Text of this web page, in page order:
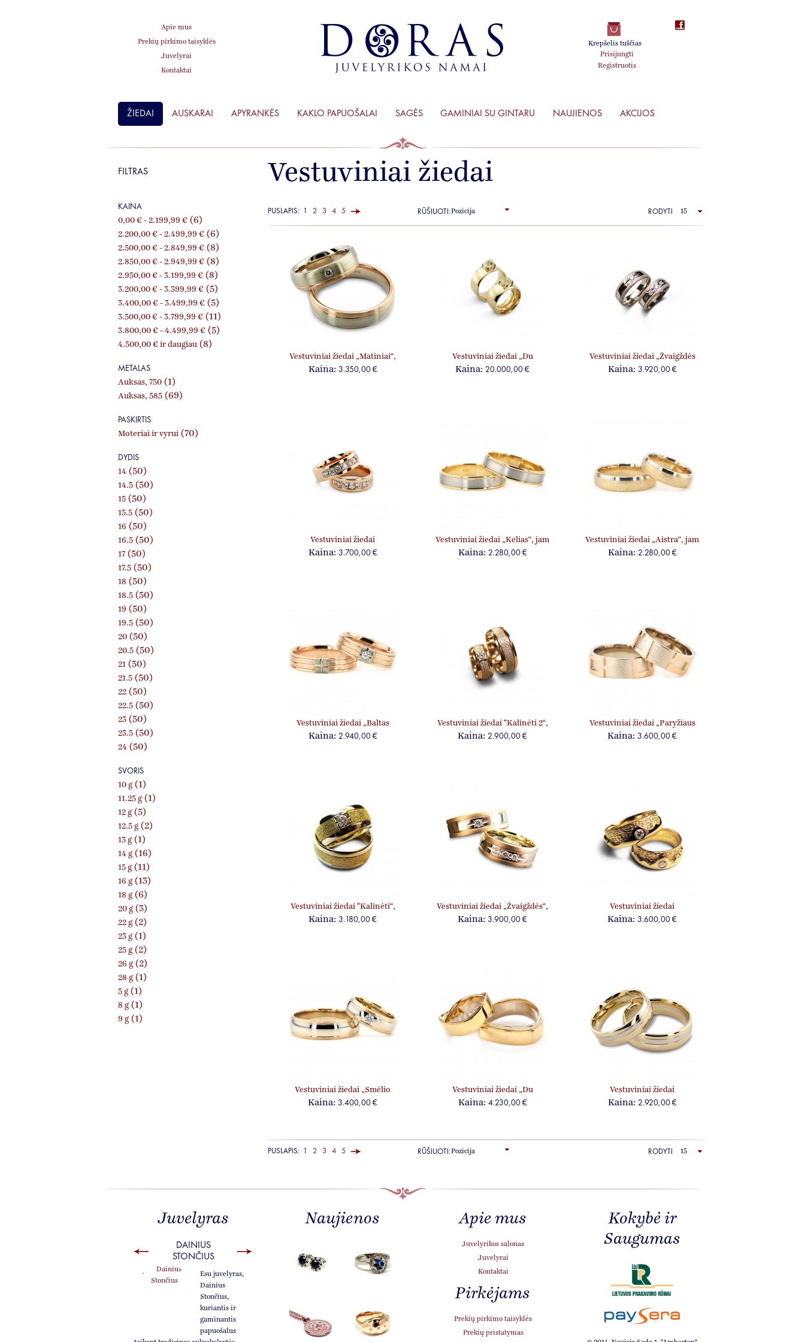
Apie mus
Prekių pirkimo taisyklės
Juvelyrai
Kontaktai
Krepšelis tuščias
Prisijungti
Registruotis
ŽIEDAI AUSKARAI APYRANKĖS KAKLO PAPUOŠALAI SAGĖS GAMINIAI SU GINTARU NAUJIENOS AKCIJOS
Vestuviniai žiedai
PUSLAPIS: 1 2 3 4 5 RŪŠIUOTI: RODYTI
Vestuviniai žiedai „Matiniai“,
jam ir jai, su briliantu
Kaina: 3.350,00 €
Vestuviniai žiedai „Du
deimantai“
Kaina: 20.000,00 €
Vestuviniai žiedai „Žvaigždės
3“, jam ir jai, su briliantais
Kaina: 3.920,00 €
Vestuviniai žiedai
„Inkrustuoti“
Kaina: 3.700,00 €
Vestuviniai žiedai „Kelias“, jam
ir jai
Kaina: 2.280,00 €
Vestuviniai žiedai „Aistra“, jam
ir jai
Kaina: 2.280,00 €
Vestuviniai žiedai „Baltas
kvadratas“, jam ir jai, su
briliantu
Kaina: 2.940,00 €
Vestuviniai žiedai "Kalinėti 2“,
jam ir jai, su briliantu
Kaina: 2.900,00 €
Vestuviniai žiedai „Paryžiaus
paslaptys“, jam ir jai
Kaina: 3.600,00 €
Vestuviniai žiedai "Kalinėti“,
jam ir jai, su briliantu
Kaina: 3.180,00 €
Vestuviniai žiedai „Žvaigždės“,
jam ir jai, su briliantais
Kaina: 3.900,00 €
Vestuviniai žiedai
„Liepsnojimas 2“, jam ir jai, su
briliantais
Kaina: 3.600,00 €
Vestuviniai žiedai „Smėlio
juosta“, jam ir jai, su briliantu
Kaina: 3.400,00 €
Vestuviniai žiedai „Du
viename“, jam ir jai, su
briliantais
Kaina: 4.230,00 €
Vestuviniai žiedai
„Susitarimas“, jam ir jai
Kaina: 2.920,00 €
PUSLAPIS: 1 2 3 4 5 RŪŠIUOTI: RODYTI
FILTRAS
KAINA
0,00 € - 2.199,99 € (6)
2.200,00 € - 2.499,99 € (6)
2.500,00 € - 2.849,99 € (8)
2.850,00 € - 2.949,99 € (8)
2.950,00 € - 3.199,99 € (8)
3.200,00 € - 3.399,99 € (5)
3.400,00 € - 3.499,99 € (5)
3.500,00 € - 3.799,99 € (11)
3.800,00 € - 4.499,99 € (5)
4.500,00 € ir daugiau (8)
METALAS
Auksas, 750 (1)
Auksas, 585 (69)
PASKIRTIS
Moteriai ir vyrui (70)
DYDIS
14 (50)
14.5 (50)
15 (50)
15.5 (50)
16 (50)
16.5 (50)
17(50)
17.5 (50)
18 (50)
18.5 (50)
19 (50)
19.5 (50)
20 (50)
20.5 (50)
21 (50)
21.5 (50)
22 (50)
22.5 (50)
23 (50)
23.5 (50)
24 (50)
SVORIS
10 g (1)
11.25 g (1)
12 g (5)
12.5 g (2)
13 g (1)
14 g (16)
15 g (11)
16 g (13)
18 g (6)
20 g (3)
22 g (2)
23 g (1)
25 g (2)
26 g (2)
28 g (1)
5 g (1)
8 g (1)
9 g (1)
Juvelyras
DAINIUS
STONČIUS
Esu juvelyras,
Dainius
Stončius,
kuriantis ir
gaminantis
papuošalus
STONČIENĖ
Klaipėdoje ir iki
šiol gyvenu čia.
Naujienos Apie mus
Juvelyrikos salonas
Juvelyrai
Kontaktai
Pirkėjams
Prekių pirkimo taisyklės
Prekių pristatymas
Kokybė ir
Saugumas